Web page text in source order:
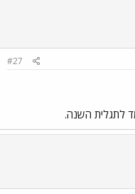
#27
לתגלית השנה.